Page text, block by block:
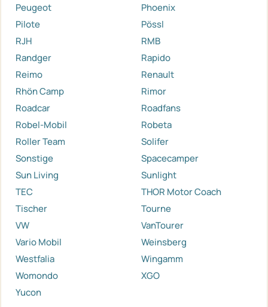
Peugeot
Phoenix
Pilote
Pössl
RJH
RMB
Randger
Rapido
Reimo
Renault
Rhön Camp
Rimor
Roadcar
Roadfans
Robel-Mobil
Robeta
Roller Team
Solifer
Sonstige
Spacecamper
Sun Living
Sunlight
TEC
THOR Motor Coach
Tischer
Tourne
VW
VanTourer
Vario Mobil
Weinsberg
Westfalia
Wingamm
Womondo
XGO
Yucon